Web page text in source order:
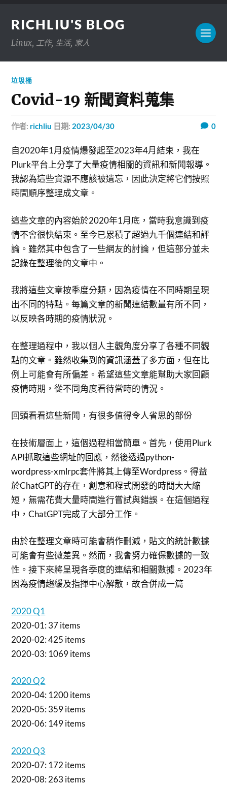
RICHLIU'S BLOG
Linux, 工作, 生活, 家人
垃圾桶
Covid-19 新聞資料蒐集
作者: richliu 日期: 2023/04/30 0
自2020年1月疫情爆發起至2023年4月結束，我在
Plurk平台上分享了大量疫情相關的資訊和新聞報導。
我認為這些資源不應該被遺忘，因此決定將它們按照
時間順序整理成文章。
這些文章的內容始於2020年1月底，當時我意識到疫
情不會很快結束。至今已累積了超過九千個連結和評
論。雖然其中包含了一些網友的討論，但這部分並未
記錄在整理後的文章中。
我將這些文章按季度分類，因為疫情在不同時期呈現
出不同的特點。每篇文章的新聞連結數量有所不同，
以反映各時期的疫情狀況。
在整理過程中，我以個人主觀角度分享了各種不同觀
點的文章。雖然收集到的資訊涵蓋了多方面，但在比
例上可能會有所偏差。希望這些文章能幫助大家回顧
疫情時期，從不同角度看待當時的情況。
回頭看看這些新聞，有很多值得令人省思的部份
在技術層面上，這個過程相當簡單。首先，使用Plurk
API抓取這些網址的回應，然後透過python-
wordpress-xmlrpc套件將其上傳至Wordpress。得益
於ChatGPT的存在，創意和程式開發的時間大大縮
短，無需花費大量時間進行嘗試與錯誤。在這個過程
中，ChatGPT完成了大部分工作。
由於在整理文章時可能會稍作刪減，貼文的統計數據
可能會有些微差異。然而，我會努力確保數據的一致
性。接下來將呈現各季度的連結和相關數據。2023年
因為疫情趨緩及指揮中心解散，故合併成一篇
2020 Q1
2020-01: 37 items
2020-02: 425 items
2020-03: 1069 items
2020 Q2
2020-04: 1200 items
2020-05: 359 items
2020-06: 149 items
2020 Q3
2020-07: 172 items
2020-08: 263 items